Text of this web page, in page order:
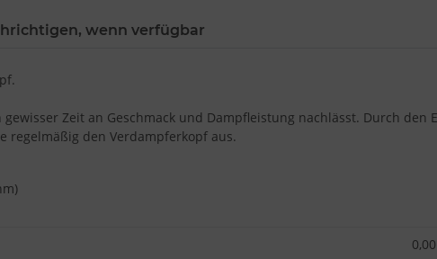
wenn verfügbar
Zeit an Geschmack und Dampfleistung nachlässt. Durch
regelmäßig den Verdampferkopf aus.
0,00